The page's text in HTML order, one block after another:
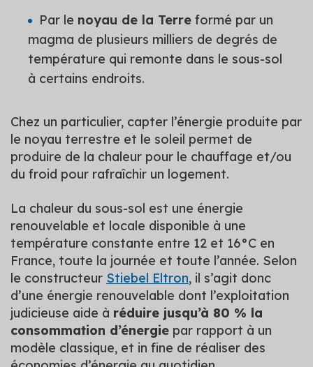
Par le noyau de la Terre formé par un
magma de plusieurs milliers de degrés de
température qui remonte dans le sous-sol
à certains endroits.
Chez un particulier, capter l’énergie produite par
le noyau terrestre et le soleil permet de
produire de la chaleur pour le chauffage et/ou
du froid pour rafraîchir un logement.
La chaleur du sous-sol est une énergie
renouvelable et locale disponible à une
température constante entre 12 et 16°C en
France, toute la journée et toute l’année. Selon
le constructeur Stiebel Eltron, il s’agit donc
d’une énergie renouvelable dont l’exploitation
judicieuse aide à réduire jusqu’à 80 % la
consommation d’énergie par rapport à un
modèle classique, et in fine de réaliser des